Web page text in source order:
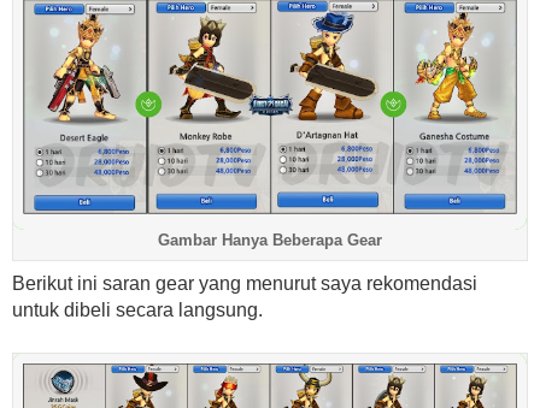
Gambar Hanya Beberapa Gear
Berikut ini saran gear yang menurut saya rekomendasi
untuk dibeli secara langsung.